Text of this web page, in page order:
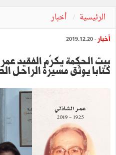
الرئيسية أخبار
أخبار - 2019.12.20
بيت الحكمة يكرّم الفقيد
كتابا يوثّق مسيرة الراحل